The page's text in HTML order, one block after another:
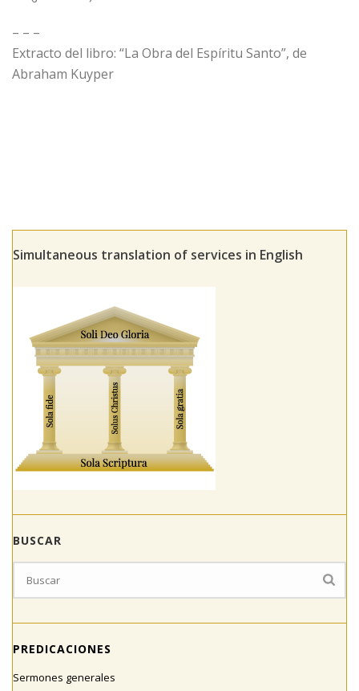
– – –
Extracto del libro: “La Obra del Espíritu Santo”, de
Abraham Kuyper
Simultaneous translation of services in English
BUSCAR
PREDICACIONES
Sermones generales